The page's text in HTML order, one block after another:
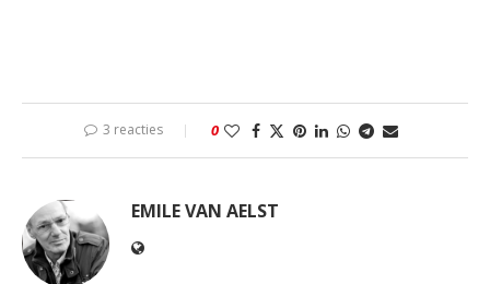
3 reacties 0
EMILE VAN AELST